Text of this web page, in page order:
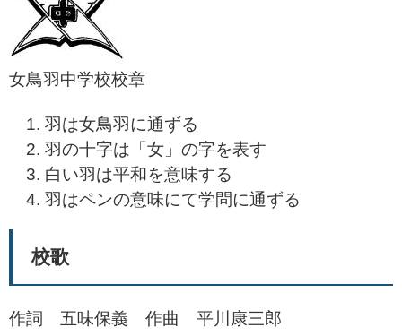
女鳥羽中学校校章
羽は女鳥羽に通ずる
羽の十字は「女」の字を表す
白い羽は平和を意味する
羽はペンの意味にて学問に通ずる
校歌
作詞 五味保義 作曲 平川康三郎